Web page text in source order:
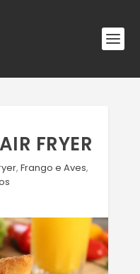
FRYER
,Frango e Aves,